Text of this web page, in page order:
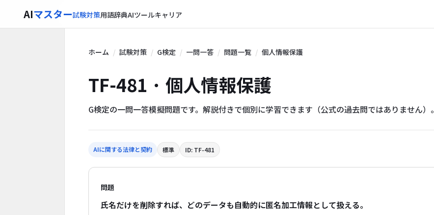
AIマスター試験対策用語辞典AIツールキャリア
ホーム 試験対策 G検定 一問一答 問題一覧 個人情報保護
TF-481 · 個人情報保護
G検定の一問一答模擬問題です。解説付きで個別に学習できます（公式の過去問ではありません）。
AIに関する法律と契約 標準 ID: TF-481
問題
氏名だけを削除すれば、どのデータも自動的に匿名加工情報として扱える。